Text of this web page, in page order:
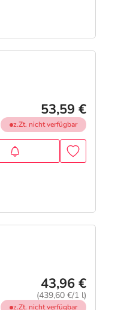
53,59 €
z.Zt. nicht verfügbar
43,96 €
(439,60 €/1 l)
z.Zt. nicht verfügbar